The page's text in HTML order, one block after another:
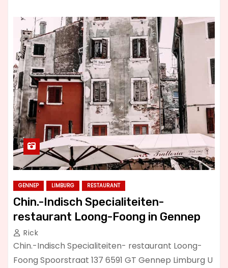
GENNEP LIMBURG RESTAURANT
Chin.-Indisch Specialiteiten-
restaurant Loong-Foong in Gennep
Rick
Chin.-Indisch Specialiteiten- restaurant Loong-
Foong Spoorstraat 137 6591 GT Gennep Limburg U